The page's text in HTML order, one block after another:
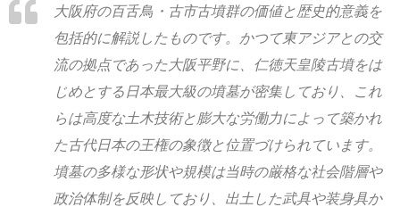
大阪府の百舌鳥・古市古墳群の価値と歴史的意義を
包括的に解説したものです。かつて東アジアとの交
流の拠点であった大阪平野に、仁徳天皇陵古墳をは
じめとする日本最大級の墳墓が密集しており、これ
らは高度な土木技術と膨大な労働力によって築かれ
た古代日本の王権の象徴と位置づけられています。
墳墓の多様な形状や規模は当時の厳格な社会階層や
政治体制を反映しており、出土した武具や装身具か